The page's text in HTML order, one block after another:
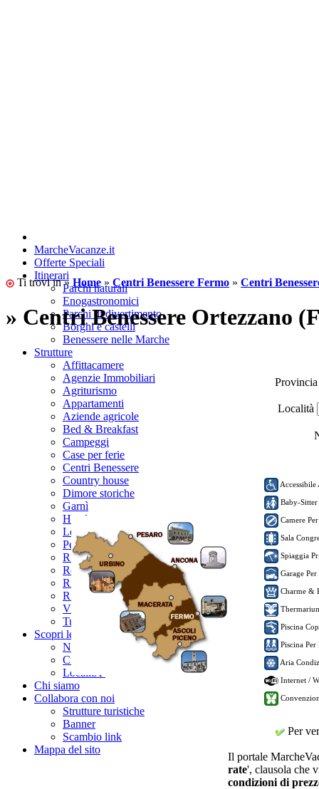
MarcheVacanze.it
Offerte Speciali
Itinerari
Parchi naturali
Enogastronomici
Parchi di divertimento
Borghi e castelli
Benessere nelle Marche
Strutture
Affittacamere
Agenzie Immobiliari
Agriturismo
Appartamenti
Aziende agricole
Bed & Breakfast
Campeggi
Case per ferie
Centri Benessere
Country house
Dimore storiche
Garnì
Hotel
Locali
Pensioni
R.T.A.
Residences
Rifugi
Ristoranti
Villaggi turistici
Tutte le categorie...
Scopri le Marche
News / Eventi
CuriositÃ
LocalitÃ
Chi siamo
Collabora con noi
Strutture turistiche
Banner
Scambio link
Mappa del sito
Ti trovi in » Home » Centri Benessere Fermo » Centri
» Centri Benessere Ortezzano
Località
Baby-
Camere
Sala
Spiaggia
Garage
Charme &
Piscina
Piscina
Aria
Internet /
Per
Il portale
rate', clausola che
condizioni di